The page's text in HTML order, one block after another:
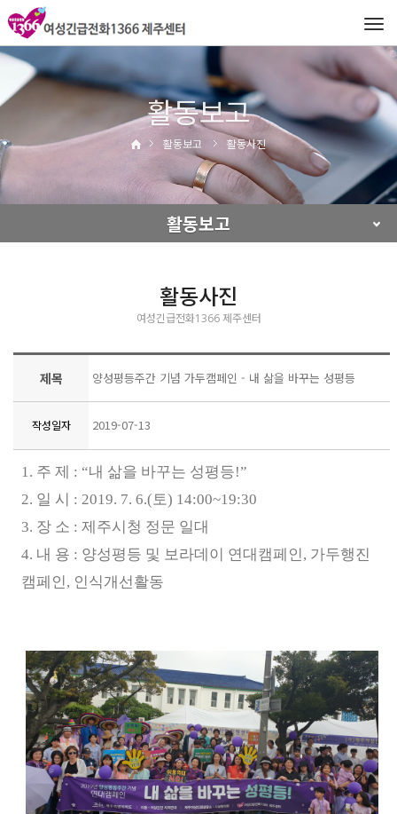
활동보고
활동보고 활동사진
활동보고
활동사진
여성긴급전화1366 제주센터
제목 양성평등주간 기념 가두캠페인 - 내 삶을 바꾸는 성평등
작성일자 2019-07-13
1. 주 제 : “내 삶을 바꾸는 성평등!”
2. 일 시 : 2019. 7. 6.(토) 14:00~19:30
3. 장 소 : 제주시청 정문 일대
4. 내 용 : 양성평등 및 보라데이 연대캠페인, 가두행진
캠페인, 인식개선활동